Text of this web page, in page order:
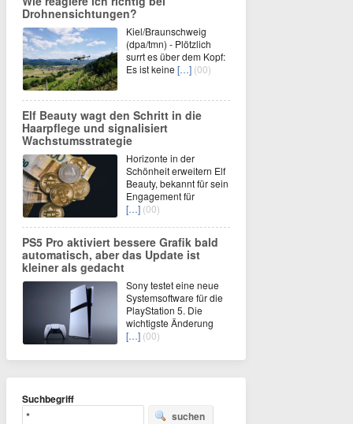
Drohnensichtungen?
Kiel/Braunschweig
(dpa/tmn) - Plötzlich
surrt es über dem Kopf:
Es ist keine […] (00)
Elf Beauty wagt den Schritt in die
Haarpflege und signalisiert
Wachstumsstrategie
Horizonte in der
Schönheit erweitern Elf
Beauty, bekannt für sein
Engagement für
[…] (00)
PS5 Pro aktiviert bessere Grafik bald
automatisch, aber das Update ist
kleiner als gedacht
Sony testet eine neue
Systemsoftware für die
PlayStation 5. Die
wichtigste Änderung
[…] (00)
Suchbegriff
suchen